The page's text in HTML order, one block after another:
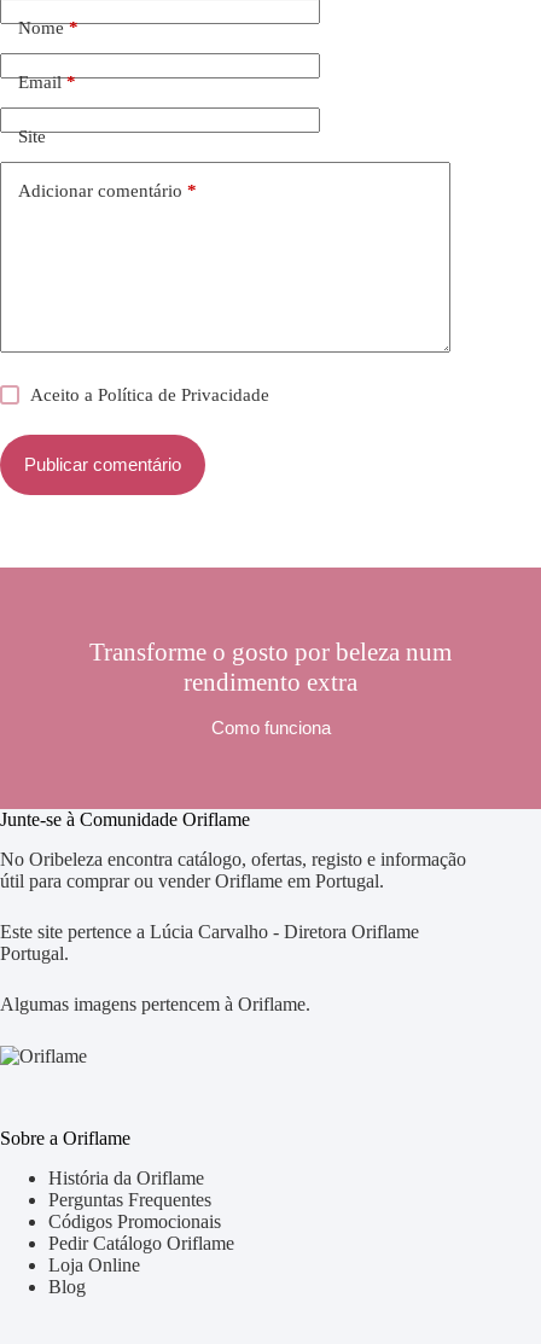
Nome*
Email*
Site
Adicionar comentário *
Aceito aPolítica de Privacidade
Publicar comentário
Transforme o gosto por beleza num
rendimento extra
Como funciona
Junte-se à Comunidade Oriflame
No Oribeleza encontra catálogo, ofertas, registo e informação
útil para comprar ou vender Oriflame em Portugal.
Este site pertence a Lúcia Carvalho - Diretora Oriflame
Portugal.
Algumas imagens pertencem à Oriflame.
Sobre a Oriflame
História da Oriflame
Perguntas Frequentes
Códigos Promocionais
Pedir Catálogo Oriflame
Loja Online
Blog